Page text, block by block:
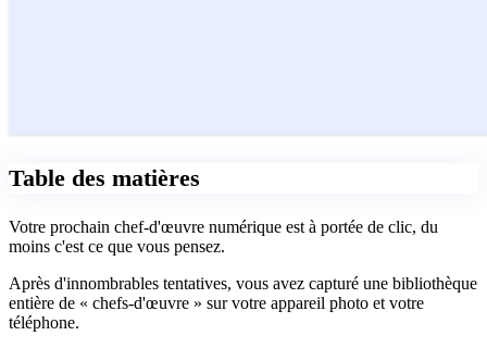
Table des matières
Votre prochain chef-d'œuvre numérique est à portée de clic, du
moins c'est ce que vous pensez.
Après d'innombrables tentatives, vous avez capturé une bibliothèque
entière de « chefs-d'œuvre » sur votre appareil photo et votre
téléphone.